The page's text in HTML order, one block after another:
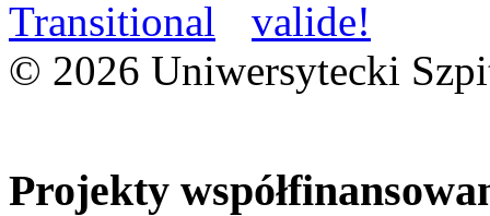
© 2026 Uniwersytecki
Projekty